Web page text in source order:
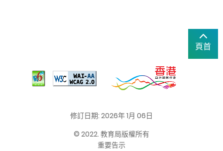
頁首
修訂日期: 2026年 1月 06日
© 2022. 教育局版權所有
重要告示